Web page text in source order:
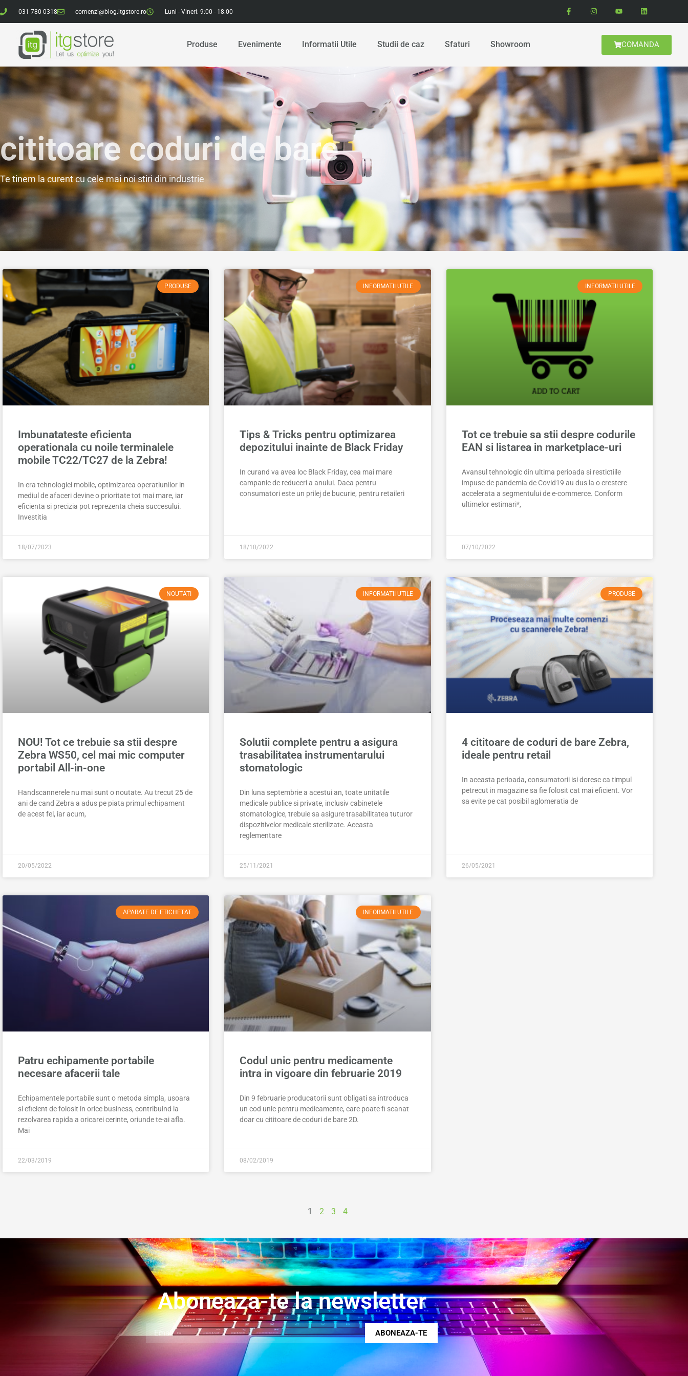
031 780 0318 comenzi@blog.itgstore.ro Luni - Vineri: 9:00 - 18:00
Produse Evenimente Informatii Utile Studii de caz Sfaturi Showroom COMANDA
cititoare coduri de bare
Te tinem la curent cu cele mai noi stiri din industrie
PRODUSE
Imbunatateste eficienta
operationala cu noile terminalele
mobile TC22/TC27 de la Zebra!
In era tehnologiei mobile, optimizarea operatiunilor in
mediul de afaceri devine o prioritate tot mai mare, iar
eficienta si precizia pot reprezenta cheia succesului.
Investitia
18/07/2023
INFORMATII UTILE
Tips & Tricks pentru optimizarea
depozitului inainte de Black Friday
In curand va avea loc Black Friday, cea mai mare
campanie de reduceri a anului. Daca pentru
consumatori este un prilej de bucurie, pentru retaileri
18/10/2022
INFORMATII UTILE
Tot ce trebuie sa stii despre codurile
EAN si listarea in marketplace-uri
Avansul tehnologic din ultima perioada si restictiile
impuse de pandemia de Covid19 au dus la o crestere
accelerata a segmentului de e-commerce. Conform
ultimelor estimari*,
07/10/2022
NOUTATI
NOU! Tot ce trebuie sa stii despre
Zebra WS50, cel mai mic computer
portabil All-in-one
Handscannerele nu mai sunt o noutate. Au trecut 25 de
ani de cand Zebra a adus pe piata primul echipament
de acest fel, iar acum,
20/05/2022
INFORMATII UTILE
Solutii complete pentru a asigura
trasabilitatea instrumentarului
stomatologic
Din luna septembrie a acestui an, toate unitatile
medicale publice si private, inclusiv cabinetele
stomatologice, trebuie sa asigure trasabilitatea tuturor
dispozitivelor medicale sterilizate. Aceasta
reglementare
25/11/2021
PRODUSE
4 cititoare de coduri de bare Zebra,
ideale pentru retail
In aceasta perioada, consumatorii isi doresc ca timpul
petrecut in magazine sa fie folosit cat mai eficient. Vor
sa evite pe cat posibil aglomeratia de
26/05/2021
APARATE DE ETICHETAT
Patru echipamente portabile
necesare afacerii tale
Echipamentele portabile sunt o metoda simpla, usoara
si eficient de folosit in orice business, contribuind la
rezolvarea rapida a oricarei cerinte, oriunde te-ai afla.
Mai
22/03/2019
INFORMATII UTILE
Codul unic pentru medicamente
intra in vigoare din februarie 2019
Din 9 februarie producatorii sunt obligati sa introduca
un cod unic pentru medicamente, care poate fi scanat
doar cu cititoare de coduri de bare 2D.
08/02/2019
1 2 3 4
Aboneaza-te la newsletter
ABONEAZA-TE